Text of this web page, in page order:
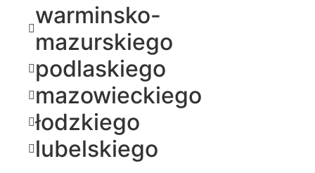
warminsko-
mazurskiego
podlaskiego
mazowieckiego
łodzkiego
lubelskiego